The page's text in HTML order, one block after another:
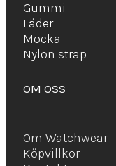
Gummi
Läder
Mocka
Nylon strap
OM OSS
Om Watchwear
Köpvillkor